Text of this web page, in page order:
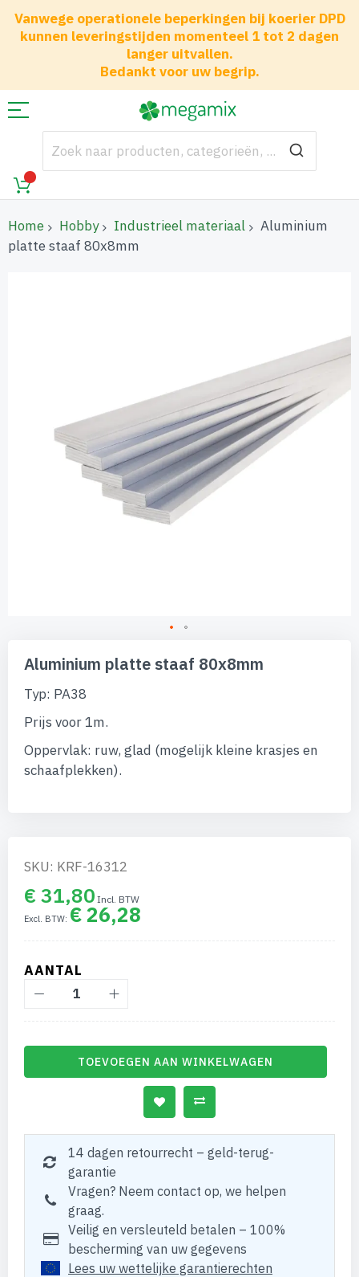
Vanwege operationele beperkingen bij koerier DPD
kunnen leveringstijden momenteel 1 tot 2 dagen
langer uitvallen.
Bedankt voor uw begrip.
Home Hobby Industrieel materiaal
Aluminium
platte staaf 80x8mm
naar
begin
afbeeldingen-
Aluminium platte staaf 80x8mm
Typ: PA38
Prijs voor 1m.
Oppervlak: ruw, glad (mogelijk kleine krasjes en
schaafplekken).
SKU: KRF-16312
€ 31,80
€ 26,28
AANTAL
TOEVOEGEN AAN WINKELWAGEN
14 dagen retourrecht – geld-terug-
garantie
Vragen? Neem contact op, we helpen
graag.
Veilig en versleuteld betalen – 100%
bescherming van uw gegevens
Lees uw wettelijke garantierechten